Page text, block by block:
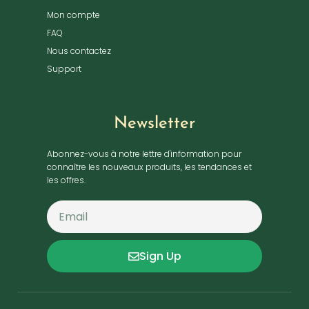
Mon compte
FAQ
Nous contactez
Support
Newsletter
Abonnez-vous à notre lettre d'information pour
connaître les nouveaux produits, les tendances et
les offres.
Sign Up